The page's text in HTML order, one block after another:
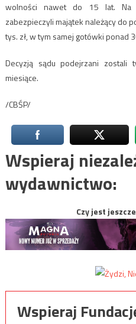
wolności nawet do 15 lat. Na
zabezpieczyli majątek należący do
tys. zł, w tym samej gotówki ponad
Decyzją sądu podejrzani zostali
miesiące.
/CBŚP/
Wspieraj
wydawnictwo:
Czy jest
Wspieraj